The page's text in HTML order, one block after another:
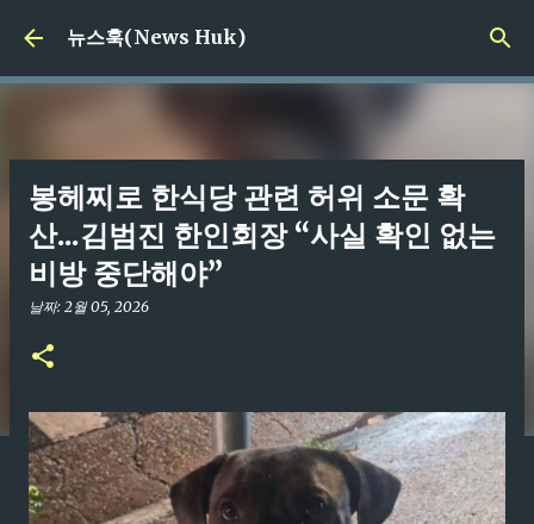
기본 콘텐츠로 건너뛰기
뉴스훅(News Huk)
봉헤찌로 한식당 관련 허위 소문 확
산...김범진 한인회장 “사실 확인 없는
비방 중단해야”
날짜: 2월 05, 2026